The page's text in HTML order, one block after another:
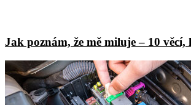
Jak poznám, že mě miluje – 10 věcí,